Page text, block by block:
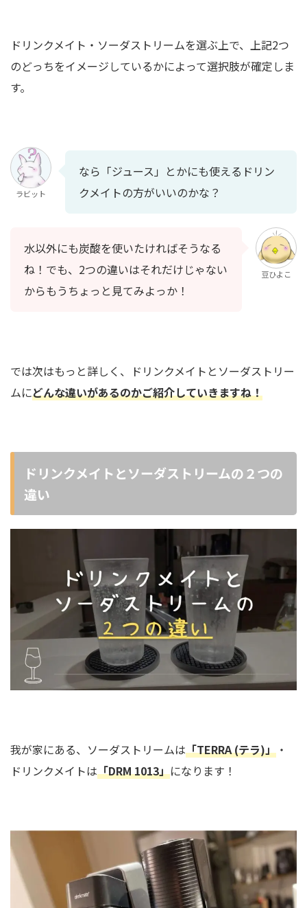
ドリンクメイト・ソーダストリームを選ぶ上で、上記2つ
のどっちをイメージしているかによって選択肢が確定しま
す。
ラビット
なら「ジュース」とかにも使えるドリン
クメイトの方がいいのかな？
水以外にも炭酸を使いたければそうなる
ね！でも、2つの違いはそれだけじゃない
からもうちょっと見てみよっか！
豆ひよこ
では次はもっと詳しく、ドリンクメイトとソーダストリー
ムにどんな違いがあるのかご紹介していきますね！
ドリンクメイトとソーダストリームの２つの
違い
我が家にある、ソーダストリームは「TERRA (テラ)」 ・
ドリンクメイトは「DRM 1013」になります！